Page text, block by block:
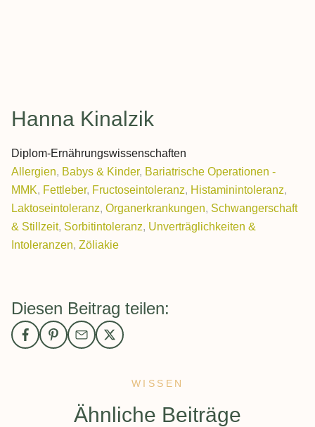
Hanna Kinalzik
Diplom-Ernährungswissenschaften
Allergien, Babys & Kinder, Bariatrische Operationen -
MMK, Fettleber, Fructoseintoleranz, Histaminintoleranz,
Laktoseintoleranz, Organerkrankungen, Schwangerschaft
& Stillzeit, Sorbitintoleranz, Unverträglichkeiten &
Intoleranzen, Zöliakie
Diesen Beitrag teilen:
WISSEN
:
Ähnliche Beiträge